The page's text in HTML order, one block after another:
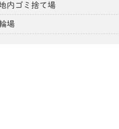
内ゴミ捨て場
場